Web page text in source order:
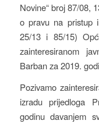
Novine“ broj 87/08,
o pravu na pristup
25/13 i 85/15)
zainteresiranom
Barban za 2019.
Pozivamo
izradu prijedloga
godinu davanjem